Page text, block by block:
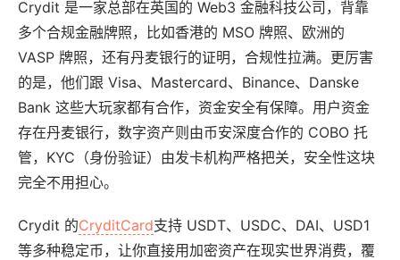
Crydit 是一家总部在英国的 Web3 金融科技公司，背靠
多个合规金融牌照，比如香港的 MSO 牌照、欧洲的
VASP 牌照，还有丹麦银行的证明，合规性拉满。更厉害
的是，他们跟 Visa、Mastercard、Binance、Danske
Bank 这些大玩家都有合作，资金安全有保障。用户资金
存在丹麦银行，数字资产则由币安深度合作的 COBO 托
管，KYC（身份验证）由发卡机构严格把关，安全性这块
完全不用担心。
Crydit 的CryditCard支持 USDT、USDC、DAI、USD1
等多种稳定币，让你直接用加密资产在现实世界消费，覆